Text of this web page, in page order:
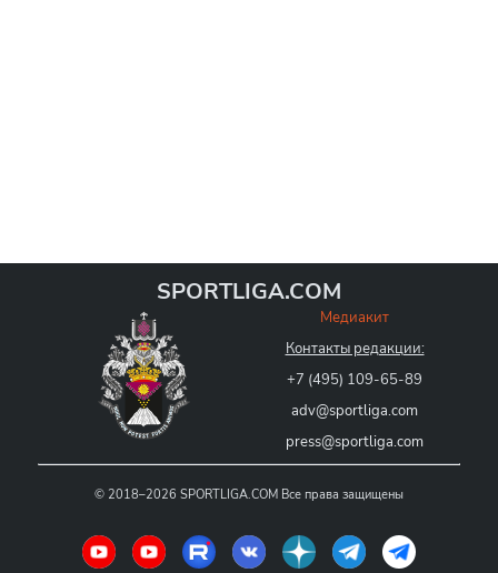
SPORTLIGA.COM
Медиакит
Контакты редакции:
+7 (495) 109-65-89
adv@sportliga.com
press@sportliga.com
© 2018–2026 SPORTLIGA.COM Все права защищены